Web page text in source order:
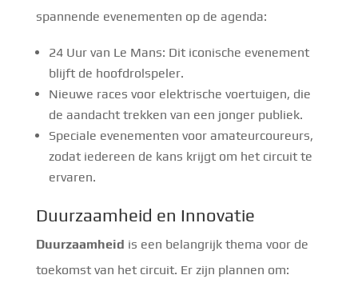
spannende evenementen op de agenda:
24 Uur van Le Mans: Dit iconische evenement
blijft de hoofdrolspeler.
Nieuwe races voor elektrische voertuigen, die
de aandacht trekken van een jonger publiek.
Speciale evenementen voor amateurcoureurs,
zodat iedereen de kans krijgt om het circuit te
ervaren.
Duurzaamheid en Innovatie
Duurzaamheid is een belangrijk thema voor de
toekomst van het circuit. Er zijn plannen om: